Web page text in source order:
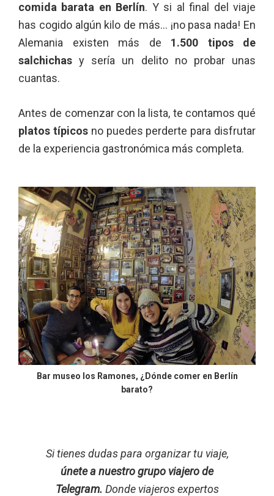
comida barata en Berlín. Y si al final del viaje
has cogido algún kilo de más… ¡no pasa nada! En
Alemania existen más de 1.500 tipos de
salchichas y sería un delito no probar unas
cuantas.
Antes de comenzar con la lista, te contamos qué
platos típicosno puedes perderte para disfrutar
de la experiencia gastronómica más completa.
Bar museo los Ramones, ¿Dónde comer en Berlín
barato?
Si tienes dudas para organizar tu viaje,
únete a nuestro grupo viajero de
Telegram. Donde viajeros expertos